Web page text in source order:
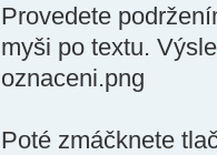
Provedete
myši po textu.
oznaceni.png
Poté zmáčknete